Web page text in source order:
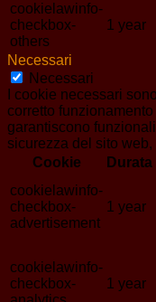
cookielawinfo-
checkbox-
others
1 year
Necessari
Necessari
I cookie necessari
corretto
garantiscono
sicurezza del sito
Cookie
Durata
cookielawinfo-
checkbox-
advertisement
1 year
cookielawinfo-
checkbox-
1 year